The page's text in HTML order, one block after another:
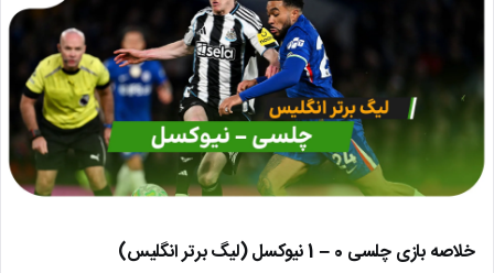
خلاصه بازی چلسی 0 – 1 نیوکسل (لیگ برتر انگلیس)